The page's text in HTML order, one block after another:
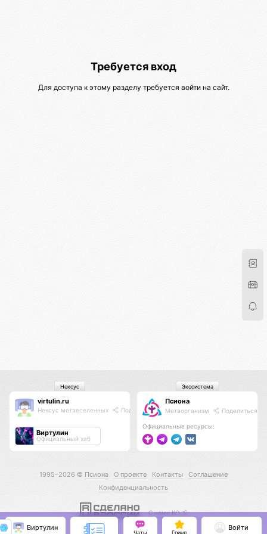
Требуется вход
Для доступа к этому разделу требуется войти на сайт.
virtulin.ru
Нексус метавселенных Поделиться
Виртулин
Официальный хаб
Нексус
Псиона
Метаорганизм Поделиться
Официальные ресурсы:
Экосистема
1995–2026 © Псиона О проекте Контакты
Соглашение
Конфиденциальность
С нами КО 🕉️
Виртулин
Чаты Гринд
Войти